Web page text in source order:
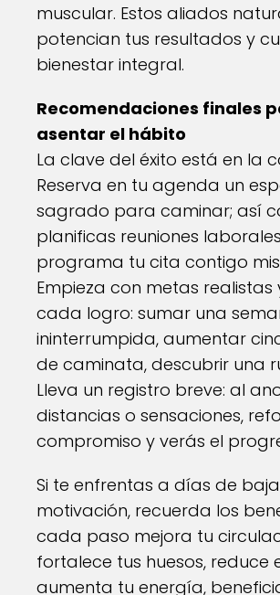
muscular. Estos aliados
potencian tus resultados y
bienestar integral.
Recomendaciones finales
asentar el hábito
La clave del éxito está en la
Reserva en tu agenda un
sagrado para caminar; así
planificas reuniones
programa tu cita contigo
Empieza con metas realistas
cada logro: sumar una
ininterrumpida, aumentar
de caminata, descubrir una
Lleva un registro breve: al
distancias o sensaciones,
compromiso y verás el
Si te enfrentas a días de baja
motivación, recuerda los
cada paso mejora tu
fortalece tus huesos, reduce
aumenta tu energía,